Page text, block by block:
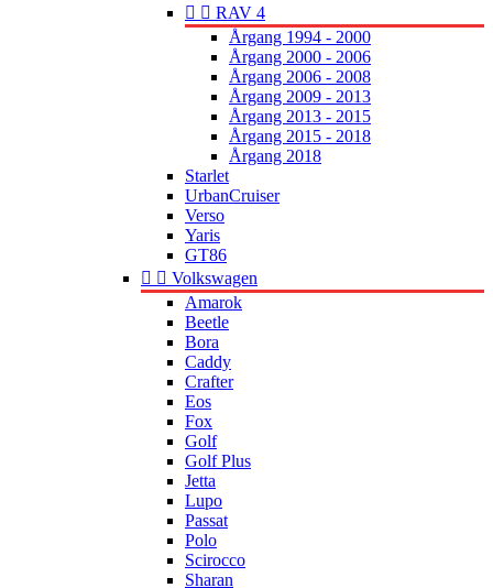
  RAV 4
Årgang 1994 - 2000
Årgang 2000 - 2006
Årgang 2006 - 2008
Årgang 2009 - 2013
Årgang 2013 - 2015
Årgang 2015 - 2018
Årgang 2018
Starlet
UrbanCruiser
Verso
Yaris
GT86
  Volkswagen
Amarok
Beetle
Bora
Caddy
Crafter
Eos
Fox
Golf
Golf Plus
Jetta
Lupo
Passat
Polo
Scirocco
Sharan